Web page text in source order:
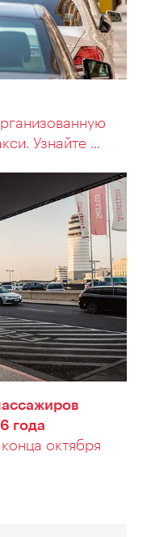
Узнайте ...
года
октября